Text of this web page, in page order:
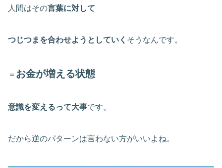
人間はその言葉に対して
つじつまを合わせようとしていく そうなんです。
＝ お金が増える状態
意識を変えるって大事です。
だから逆のパターンは言わない方がいいよね。